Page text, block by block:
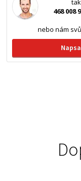
468 008
nebo nám